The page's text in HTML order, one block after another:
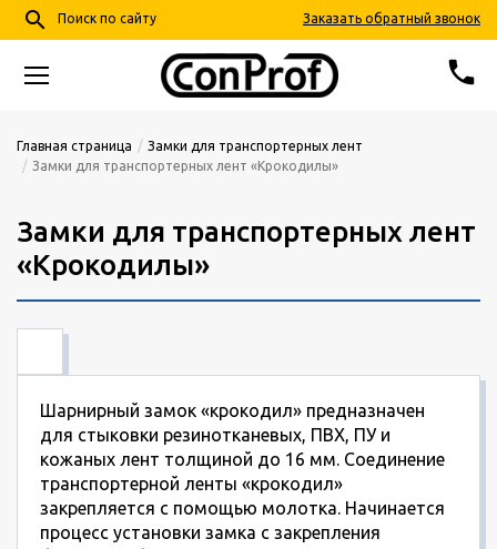
search Поиск по сайту Заказать обратный звонок
phone
+7 (4852)68-24-57
Главная страница
Замки для транспортерных лент
Замки для транспортерных лент «Крокодилы»
Замки для транспортерных лент
«Крокодилы»
Шарнирный замок «крокодил» предназначен
для стыковки резинотканевых, ПВХ, ПУ и
кожаных лент толщиной до 16 мм. Соединение
транспортерной ленты «крокодил»
закрепляется с помощью молотка. Начинается
процесс установки замка с закрепления